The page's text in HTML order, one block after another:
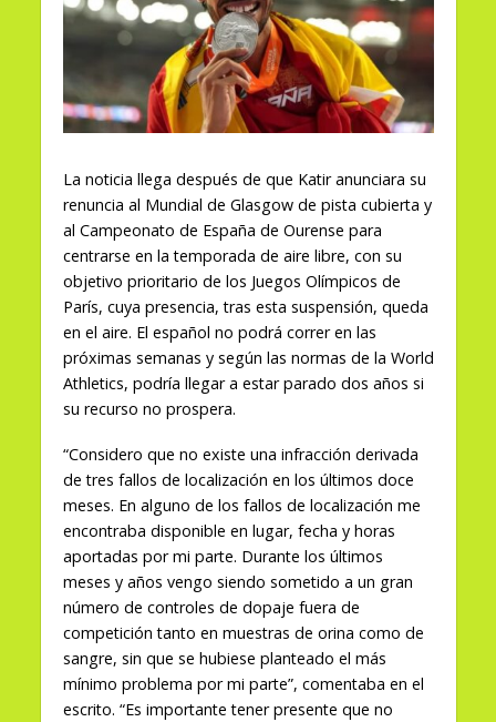
La noticia llega después de que Katir anunciara su
renuncia al Mundial de Glasgow de pista cubierta y
al Campeonato de España de Ourense para
centrarse en la temporada de aire libre, con su
objetivo prioritario de los Juegos Olímpicos de
París, cuya presencia, tras esta suspensión, queda
en el aire. El español no podrá correr en las
próximas semanas y según las normas de la World
Athletics, podría llegar a estar parado dos años si
su recurso no prospera.
“Considero que no existe una infracción derivada
de tres fallos de localización en los últimos doce
meses. En alguno de los fallos de localización me
encontraba disponible en lugar, fecha y horas
aportadas por mi parte. Durante los últimos
meses y años vengo siendo sometido a un gran
número de controles de dopaje fuera de
competición tanto en muestras de orina como de
sangre, sin que se hubiese planteado el más
mínimo problema por mi parte”, comentaba en el
escrito. “Es importante tener presente que no